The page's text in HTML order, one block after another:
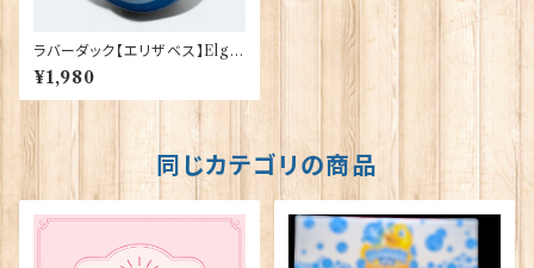
ラバーダック【エリザベス】Elgat
e Products 90348（73371）
¥1,980
同じカテゴリの商品